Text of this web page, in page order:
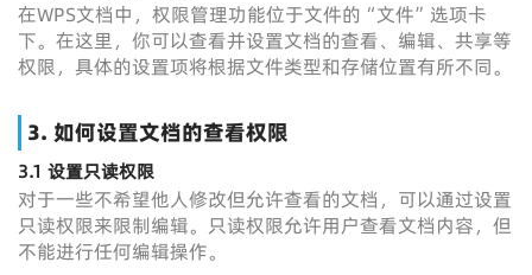
在WPS文档中，权限管理功能位于文件的“文件”选项卡
下。在这里，你可以查看并设置文档的查看、编辑、共享等
权限，具体的设置项将根据文件类型和存储位置有所不同。
3. 如何设置文档的查看权限
3.1 设置只读权限
对于一些不希望他人修改但允许查看的文档，可以通过设置
只读权限来限制编辑。只读权限允许用户查看文档内容，但
不能进行任何编辑操作。